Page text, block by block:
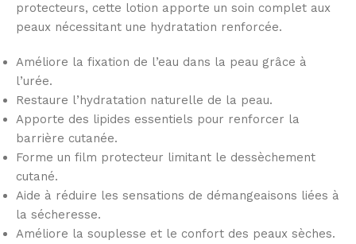
protecteurs, cette lotion apporte un soin complet aux
peaux nécessitant une hydratation renforcée.
Améliore la fixation de l’eau dans la peau grâce à
l’urée.
Restaure l’hydratation naturelle de la peau.
Apporte des lipides essentiels pour renforcer la
barrière cutanée.
Forme un film protecteur limitant le dessèchement
cutané.
Aide à réduire les sensations de démangeaisons liées à
la sécheresse.
Améliore la souplesse et le confort des peaux sèches.